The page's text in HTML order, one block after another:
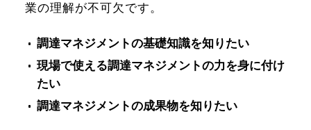
業の理解が不可欠です。
調達マネジメントの基礎知識を知りたい
現場で使える調達マネジメントの力を身に付け
たい
調達マネジメントの成果物を知りたい